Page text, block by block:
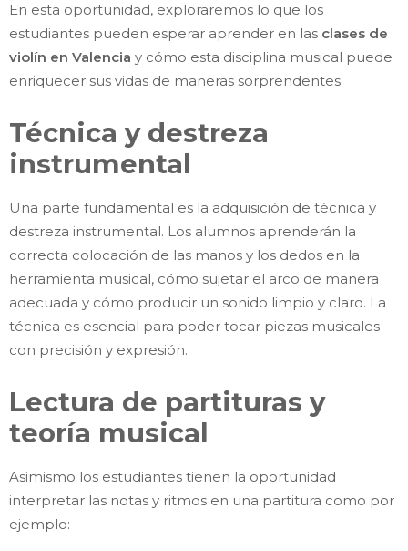
En esta oportunidad, exploraremos lo que los
estudiantes pueden esperar aprender en las clases de
violín en Valencia y cómo esta disciplina musical puede
enriquecer sus vidas de maneras sorprendentes.
Técnica y destreza
instrumental
Una parte fundamental es la adquisición de técnica y
destreza instrumental. Los alumnos aprenderán la
correcta colocación de las manos y los dedos en la
herramienta musical, cómo sujetar el arco de manera
adecuada y cómo producir un sonido limpio y claro. La
técnica es esencial para poder tocar piezas musicales
con precisión y expresión.
Lectura de partituras y
teoría musical
Asimismo los estudiantes tienen la oportunidad
interpretar las notas y ritmos en una partitura como por
ejemplo: